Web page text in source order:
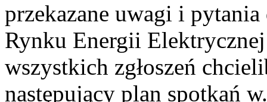
przekazane uwagi i
Rynku Energii
wszystkich zgłoszeń
następujący plan spotkań